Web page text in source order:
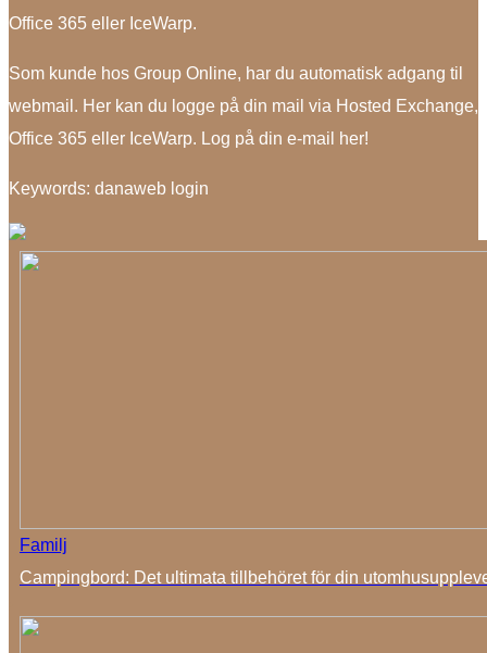
Office 365 eller IceWarp.
Som kunde hos Group Online, har du automatisk adgang til
webmail. Her kan du logge på din mail via Hosted Exchange,
Office 365 eller IceWarp. Log på din e-mail her!
Keywords: danaweb login
Familj
Campingbord: Det ultimata tillbehöret för din